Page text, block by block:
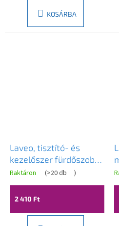
KOSÁRBA
Laveo, tisztító- és
kezelőszer fürdőszobai
és konyhai
csaptelepekhez, LAV-
OKT_051T
Raktáron (>20 db )
2 410 Ft